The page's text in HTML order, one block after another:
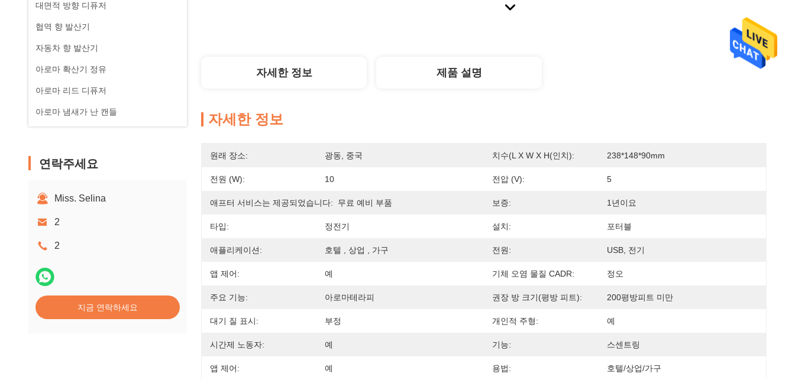
대면적 방향 디퓨저
협역 향 발산기
자동차 향 발산기
아로마 확산기 정유
아로마 리드 디퓨저
아로마 냄새가 난 캔들
연락주세요
Miss. Selina
2
2
지금 연락하세요
자세한 정보 제품 설명
자세한 정보
원래 장소: 광동, 중국 치수(L X W X H(인치): 238*148*90mm
전원 (W): 10 전압 (V): 5
애프터 서비스는 제공되었습니다: 무료 예비 부품 보증: 1년이요
타입: 정전기 설치: 포터블
애플리케이션: 호텔 , 상업 , 가구 전원: USB, 전기
앱 제어: 예 기체 오염 물질 CADR: 정오
주요 기능: 아로마테라피 권장 방 크기(평방 피트): 200평방피트 미만
대기 질 표시: 부정 개인적 주형: 예
시간제 노동자: 예 기능: 스센트링
앱 제어: 예 용법: 호텔/상업/가구